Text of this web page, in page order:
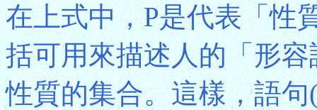
在上式中，P是代表「性
括可用來描述人的「形
性質的集合。這樣，語